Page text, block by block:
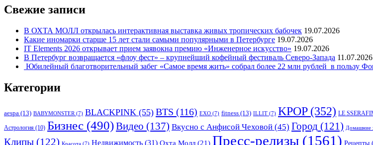
Свежие записи
В ОХТА МОЛЛ открылась интерактивная выставка живых тропических бабочек 19.07.2026
Какие иномарки старше 15 лет стали самыми популярными в Петербурге 19.07.2026
IT Elements 2026 открывает прием заявокна премию «Инженерное искусство» 19.07.2026
В Петербург возвращается «флоу фест» – крупнейший кофейный фестиваль Северо-Запада 11.07.2026
Юбилейный благотворительный забег «Самое время жить» собрал более 22 млн рублей в пользу
Категории
aespa (13) BABYMONSTER (7) BLACKPINK (55) BTS (116) EXO (7) fitness (13) ILLIT (7) KPOP(352) LE
Астрология (10) Бизнес (490)Видео (137) Вкусно с Анфисой Чеховой (45) Город (121) Домашние
Клипы (122) Красота (7) Недвижимость (31) Охта Молл (21) Пресс-релизы (1561) Рецепты